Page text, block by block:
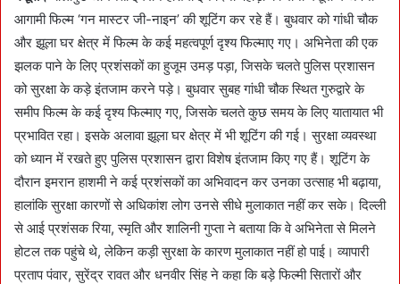
आगामी फिल्म ‘गन मास्टर जी-नाइन’ की शूटिंग कर रहे हैं। बुधवार को गांधी चौक
और झूला घर क्षेत्र में फिल्म के कई महत्वपूर्ण दृश्य फिल्माए गए। अभिनेता की एक
झलक पाने के लिए प्रशंसकों का हुजूम उमड़ पड़ा, जिसके चलते पुलिस प्रशासन
को सुरक्षा के कड़े इंतजाम करने पड़े। बुधवार सुबह गांधी चौक स्थित गुरुद्वारे के
समीप फिल्म के कई दृश्य फिल्माए गए, जिसके चलते कुछ समय के लिए यातायात भी
प्रभावित रहा। इसके अलावा झूला घर क्षेत्र में भी शूटिंग की गई। सुरक्षा व्यवस्था
को ध्यान में रखते हुए पुलिस प्रशासन द्वारा विशेष इंतजाम किए गए हैं। शूटिंग के
दौरान इमरान हाशमी ने कई प्रशंसकों का अभिवादन कर उनका उत्साह भी बढ़ाया,
हालांकि सुरक्षा कारणों से अधिकांश लोग उनसे सीधे मुलाकात नहीं कर सके। दिल्ली
से आई प्रशंसक रिया, स्मृति और शालिनी गुप्ता ने बताया कि वे अभिनेता से मिलने
होटल तक पहुंचे थे, लेकिन कड़ी सुरक्षा के कारण मुलाकात नहीं हो पाई। व्यापारी
प्रताप पंवार, सुरेंद्र रावत और धनवीर सिंह ने कहा कि बड़े फिल्मी सितारों और